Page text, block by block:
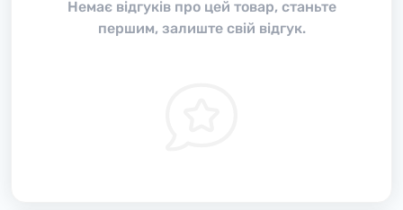
Немає відгуків про цей товар, станьте
першим, залиште свій відгук.